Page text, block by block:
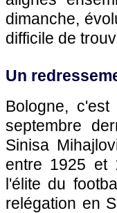
dimanche,
difficile de
Un
Bologne,
septembre
Sinisa
entre 1925 et
l'élite du
relégation en